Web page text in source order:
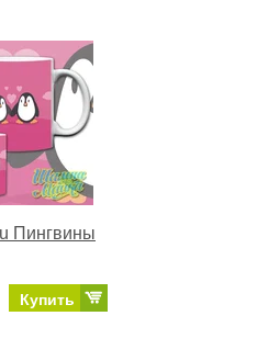
Пингвины
Купить